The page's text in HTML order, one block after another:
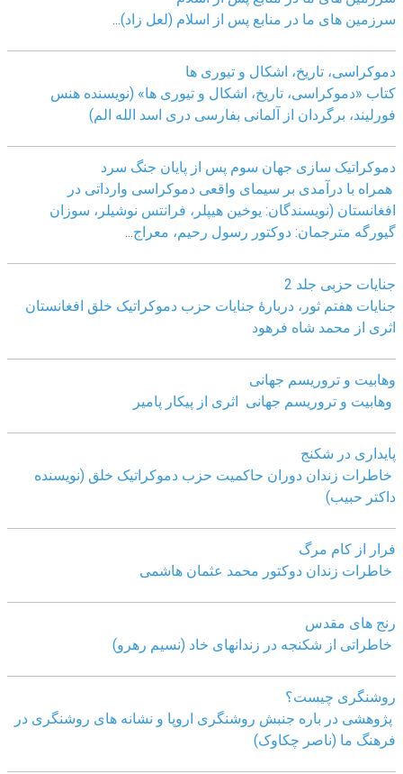
سرزمین های ما در منابع پس از اسلام (لعل زاد)
دموکراسی، تاريخ، اشکال و تيوری ها
کتاب «دموکراسی، تاريخ، اشکال و تيوری ها» (نويسنده هنس
فورليند، برگردان از آلمانی بفارسی دری اسد الله الم)
دموکراتیک سازی جهان سوم پس از پایان جنگ سرد
همراه با درآمدی بر سیمای واقعی دموکراسی وارداتی در
افغانستان (نویسندگان: یوخین هیپلر، فرانتس نوشیلر، سوزان
گیورگه مترجمان: دوکتور رسول رحیم، معراج
جنایات حزبی جلد 2
جنایات هفتم ثور، دربارۀ جنایات حزب دموکراتیک خلق افغانستان
اثری از محمد شاه فرهود
وهابیت و تروریسم جهانی
وهابیت و تروریسم جهانی اثری از پیکار پامیر
پایداری در شکنج
خاطرات زندان دوران حاکمیت حزب دموکراتیک خلق (نویسنده
داکتر حبیب)
فرار از کام مرگ
خاطرات زندان دوکتور محمد عثمان هاشمی
رنج های مقدس
خاطراتی از شکنجه در زندانهای خاد (نسیم رهرو)
روشنگری چیست؟
پژوهشی در باره جنبش روشنگری اروپا و نشانه های روشنگری در
فرهنگ ما (ناصر چکاوک)